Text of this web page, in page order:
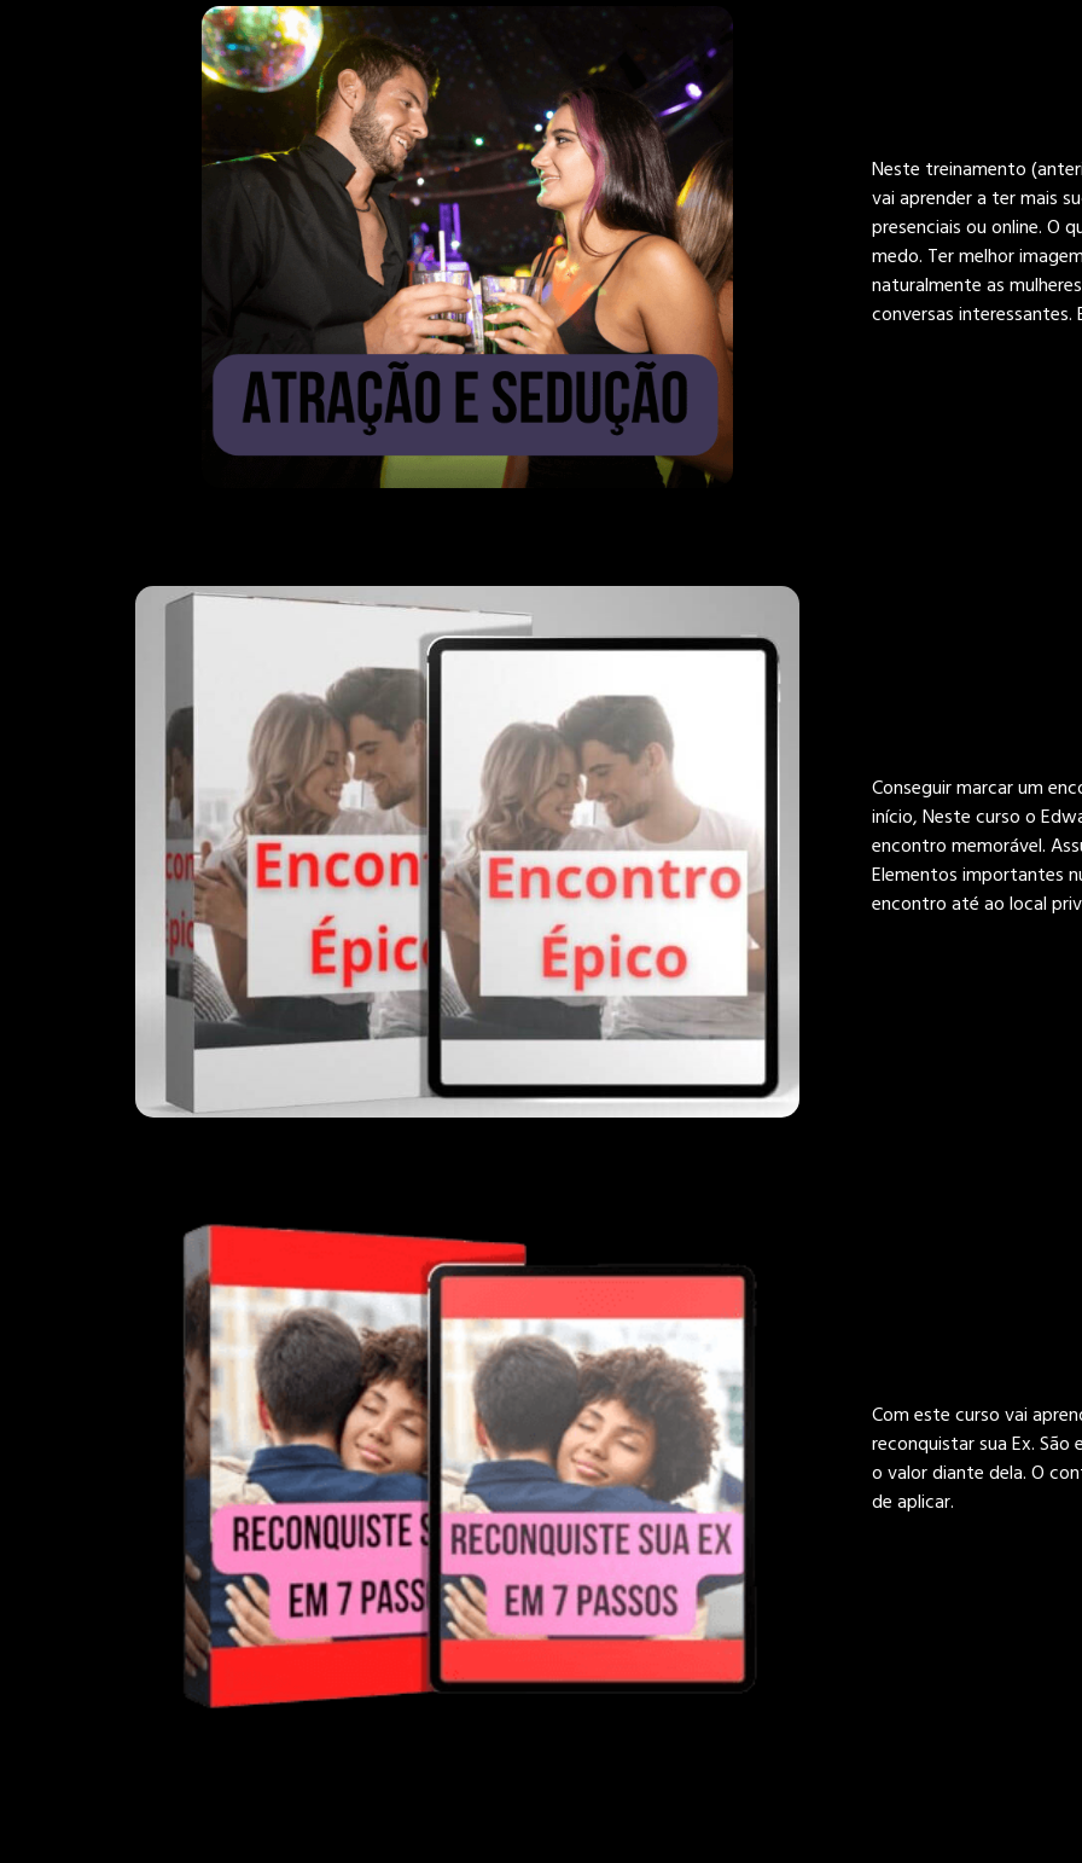
Neste treinamento
vai aprender a ter mais
presenciais ou online. O
medo. Ter melhor
naturalmente as
conversas interessantes.
Conseguir marcar um
início, Neste curso o
encontro memorável.
Elementos importantes
encontro até ao local
Com este curso vai
reconquistar sua Ex.
o valor diante dela. O
de aplicar.